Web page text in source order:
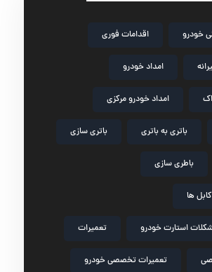
خودرو اقدامات فوری
امداد خودرو
امداد خودرو مرکزی
باتری به باتری باتری سازی
باطری سازی
ها
استارت خودرو تعمیرات
تعمیرات تخصصی خودرو